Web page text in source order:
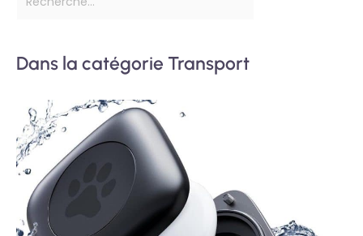
Dans la catégorie Transport